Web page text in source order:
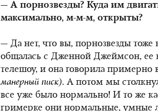
— А порнозвезды? Куда им
максимально, м-м-м, открыты?
— Да нет, что вы, порнозвезды тоже
общалась с Дженной Джеймсон, ее
телешоу, и она говорила примерно
манерный писк). А потом мы
все уже было нормально! И то же
гримерке они нормальные, умные